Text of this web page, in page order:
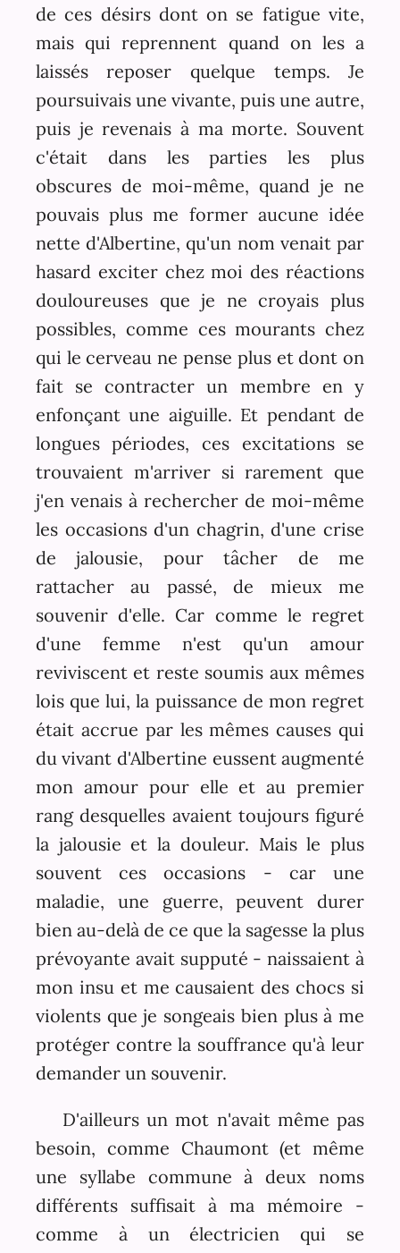
de ces désirs dont on se fatigue vite,
mais qui reprennent quand on les a
laissés reposer quelque temps. Je
poursuivais une vivante, puis une autre,
puis je revenais à ma morte. Souvent
c'était dans les parties les plus
obscures de moi-même, quand je ne
pouvais plus me former aucune idée
nette d'Albertine, qu'un nom venait par
hasard exciter chez moi des réactions
douloureuses que je ne croyais plus
possibles, comme ces mourants chez
qui le cerveau ne pense plus et dont on
fait se contracter un membre en y
enfonçant une aiguille. Et pendant de
longues périodes, ces excitations se
trouvaient m'arriver si rarement que
j'en venais à rechercher de moi-même
les occasions d'un chagrin, d'une crise
de jalousie, pour tâcher de me
rattacher au passé, de mieux me
souvenir d'elle. Car comme le regret
d'une femme n'est qu'un amour
reviviscent et reste soumis aux mêmes
lois que lui, la puissance de mon regret
était accrue par les mêmes causes qui
du vivant d'Albertine eussent augmenté
mon amour pour elle et au premier
rang desquelles avaient toujours figuré
la jalousie et la douleur. Mais le plus
souvent ces occasions - car une
maladie, une guerre, peuvent durer
bien au-delà de ce que la sagesse la plus
prévoyante avait supputé - naissaient à
mon insu et me causaient des chocs si
violents que je songeais bien plus à me
protéger contre la souffrance qu'à leur
demander un souvenir.
D'ailleurs un mot n'avait même pas
besoin, comme Chaumont (et même
une syllabe commune à deux noms
différents suffisait à ma mémoire -
comme à un électricien qui se